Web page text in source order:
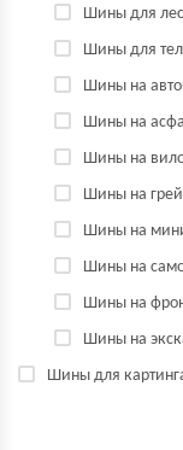
Шины для
Шины для
Шины на
Шины на
Шины на
Шины на
Шины на
Шины на
Шины на
Шины на
Шины для